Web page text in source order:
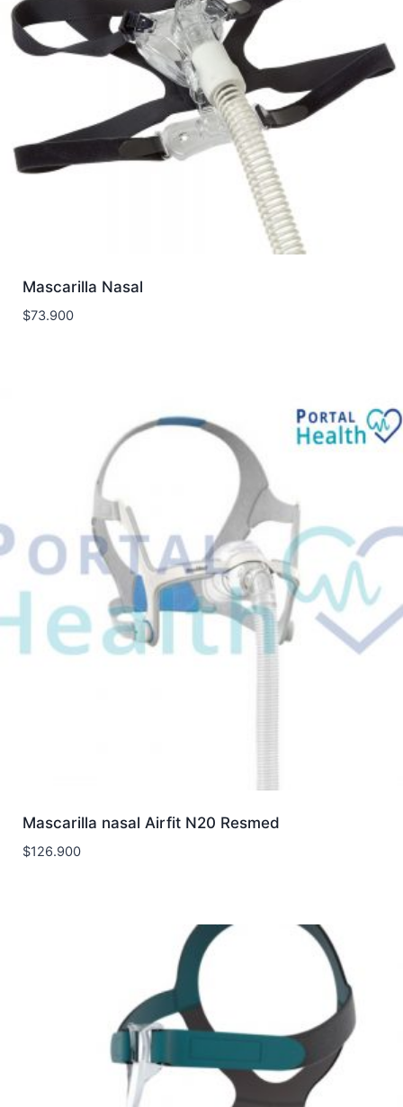
Mascarilla Nasal
$73.900
Mascarilla nasal Airfit N20 Resmed
$126.900